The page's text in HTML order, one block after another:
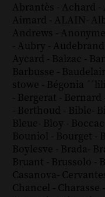
Abrantès - Achard -
Aimard - ALAIN-
Andrews - Anonyme
- Aubry - Audebrand
Aycard - Balzac -
Barbusse -
stowe - Bégonia
- Bergerat - Bernard
- Berthoud - Bible-
Bleue- Bloy -
Bouniol - Bourget -
Boylesve - Brada-
Bruant - Brussolo -
Casanova-
Chancel - Charasse -